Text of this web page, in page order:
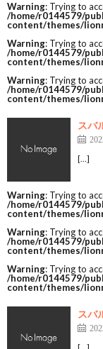
Warning: Trying to
/home/r0144579/
content/themes/
Warning: Trying to
/home/r0144579/
content/themes/
Warning: Trying to
/home/r0144579/
content/themes/
スバ
[…]
Warning: Trying to
/home/r0144579/
content/themes/
Warning: Trying to
/home/r0144579/
content/themes/
Warning: Trying to
/home/r0144579/
content/themes/
スバ